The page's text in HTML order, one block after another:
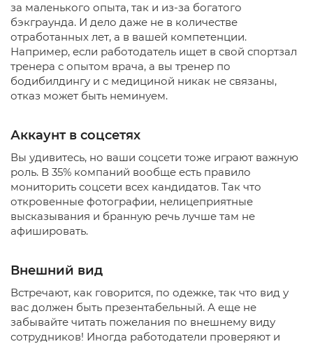
за маленького опыта, так и из-за богатого
бэкграунда. И дело даже не в количестве
отработанных лет, а в вашей компетенции.
Например, если работодатель ищет в свой спортзал
тренера с опытом врача, а вы тренер по
бодибилдингу и с медициной никак не связаны,
отказ может быть неминуем.
Аккаунт в соцсетях
Вы удивитесь, но ваши соцсети тоже играют важную
роль. В 35% компаний вообще есть правило
мониторить соцсети всех кандидатов. Так что
откровенные фотографии, нелицеприятные
высказывания и бранную речь лучше там не
афишировать.
Внешний вид
Встречают, как говорится, по одежке, так что вид у
вас должен быть презентабельный. А еще не
забывайте читать пожелания по внешнему виду
сотрудников! Иногда работодатели проверяют и